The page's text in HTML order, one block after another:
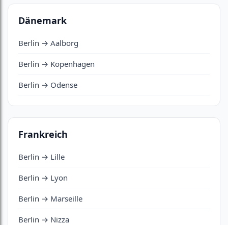
Dänemark
Berlin → Aalborg
Berlin → Kopenhagen
Berlin → Odense
Frankreich
Berlin → Lille
Berlin → Lyon
Berlin → Marseille
Berlin → Nizza